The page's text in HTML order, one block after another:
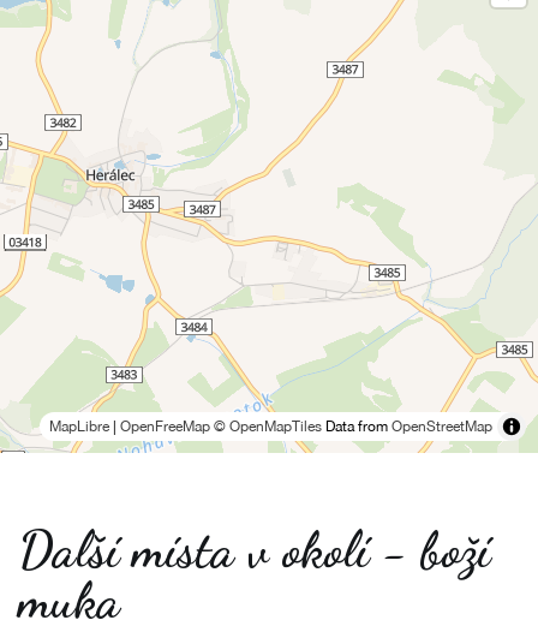
MapLibre OpenFreeMap © OpenMapTiles Data from OpenStreetMap
Další místa v okolí - boží
muka